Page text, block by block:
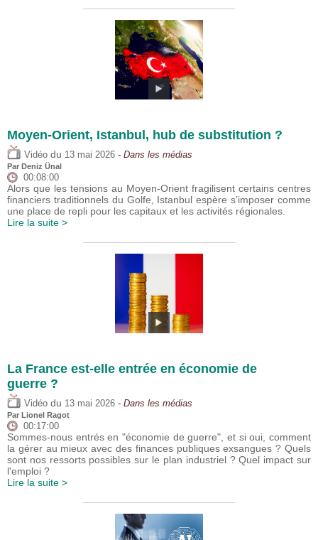
Moyen-Orient, Istanbul, hub de substitution ?
Vidéo du 13 mai 2026 - Dans les médias
Par Deniz Ünal
00:08:00
Alors que les tensions au Moyen-Orient fragilisent certains centres
financiers traditionnels du Golfe, Istanbul espère s’imposer comme
une place de repli pour les capitaux et les activités régionales.
Lire la suite >
La France est-elle entrée en économie de
guerre ?
Vidéo du 13 mai 2026 - Dans les médias
Par Lionel Ragot
00:17:00
Sommes-nous entrés en "économie de guerre", et si oui, comment
la gérer au mieux avec des finances publiques exsangues ? Quels
sont nos ressorts possibles sur le plan industriel ? Quel impact sur
l'emploi ?
Lire la suite >